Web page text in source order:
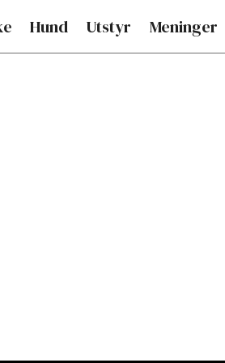
Hund Utstyr Meninger